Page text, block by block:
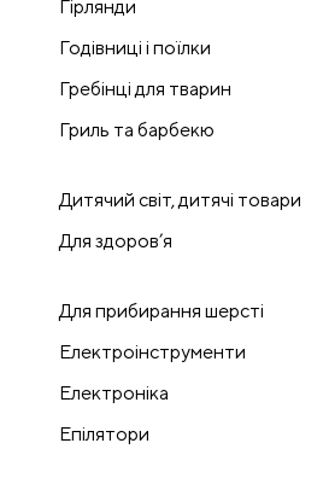
Гірлянди
Годівниці і поїлки
Гребінці для тварин
Гриль та барбекю
Дитячий світ, дитячі товари
Для здоров’я
Для прибирання шерсті
Електроінструменти
Електроніка
Епілятори